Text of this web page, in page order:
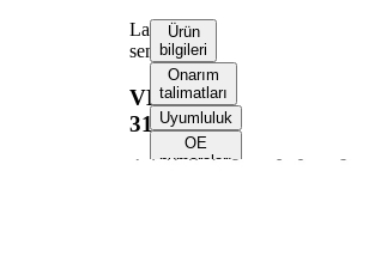
Lambda
sensörü
VKRA
310028
Ürün
bilgileri
Onarım
talimatları
Uyumluluk
OE
numaraları